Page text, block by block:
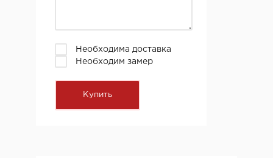
Необходима доставка
Необходим замер